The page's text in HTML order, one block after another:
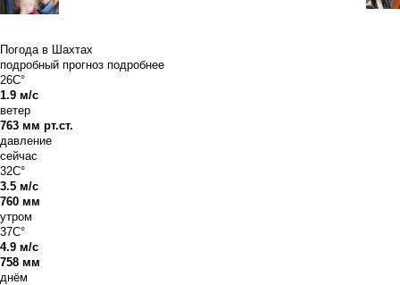
Погода в Шахтах
подробный прогноз подробнее
26C°
1.9 м/с
ветер
763 мм рт.ст.
давление
сейчас
32C°
3.5 м/с
760 мм
утром
37C°
4.9 м/с
758 мм
днём